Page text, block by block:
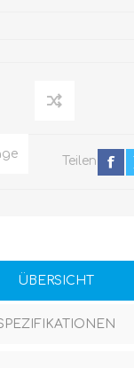
Teilen
ÜBERSICHT